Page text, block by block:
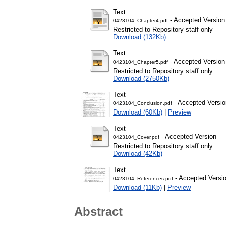
Text
0423104_Chapter4.pdf - Accepted Version
Restricted to Repository staff only
Download (132Kb)
Text
0423104_Chapter5.pdf - Accepted Version
Restricted to Repository staff only
Download (2750Kb)
Text
0423104_Conclusion.pdf - Accepted
Download (60Kb) | Preview
Text
0423104_Cover.pdf - Accepted Version
Restricted to Repository staff only
Download (42Kb)
Text
0423104_References.pdf - Accepted
Download (11Kb) | Preview
Abstract